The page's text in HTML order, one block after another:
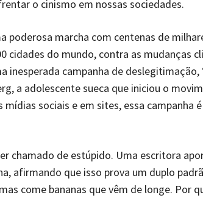
o cinismo em nossas sociedades.
poderosa marcha com centenas de
cidades do mundo, contra as mudanças
inesperada campanha de
a adolescente sueca que iniciou o
mídias sociais e em sites, essa campanha
chamado de estúpido. Uma escritora
afirmando que isso prova um duplo
come bananas que vêm de longe. Por